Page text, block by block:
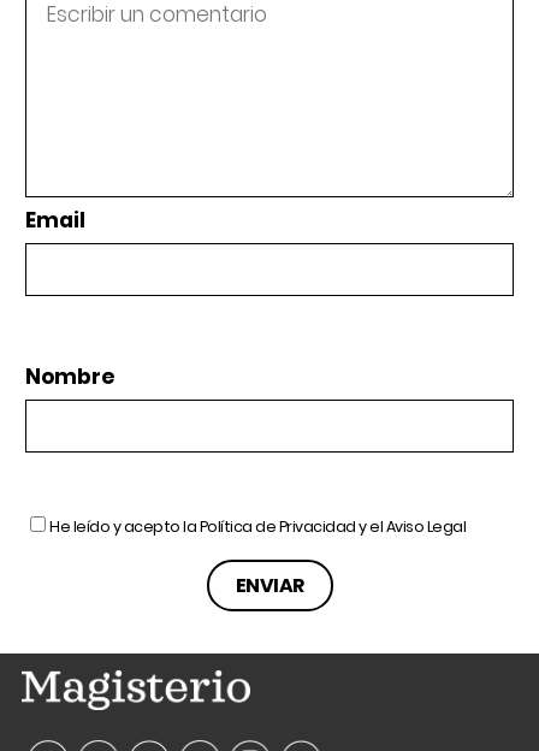
Email
Nombre
He leído y acepto laPolítica de Privacidady elAviso Legal